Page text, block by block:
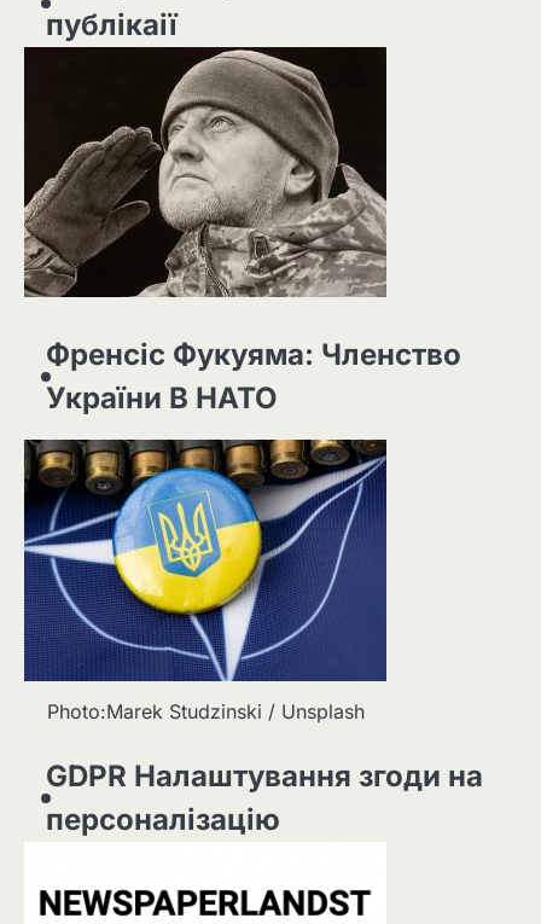
публікаії
Френсіс Фукуяма: Членство
України В НАТО
Photo:Marek Studzinski / Unsplash
GDPR Налаштування згоди на
персоналізацію